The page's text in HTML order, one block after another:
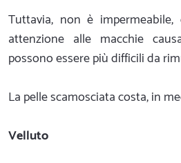
Tuttavia, non è
attenzione alle macchie
possono essere più difficili da
La pelle scamosciata costa, in
Velluto